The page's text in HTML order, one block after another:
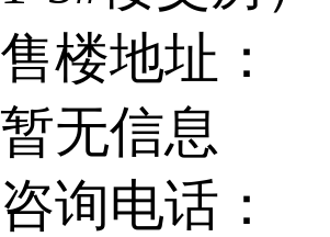
售楼地址：
暂无信息
咨询电话：